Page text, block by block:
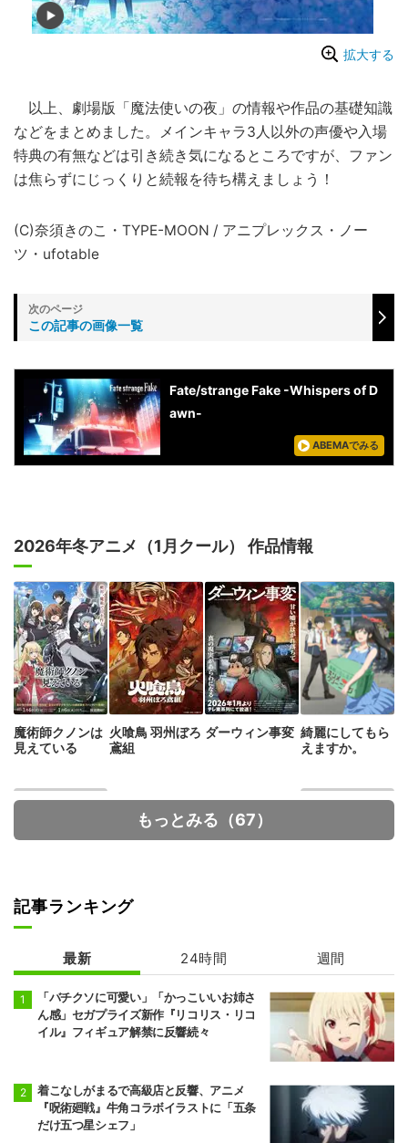
拡大する
以上、劇場版「魔法使いの夜」の情報や作品の基礎知識
などをまとめました。メインキャラ3人以外の声優や入場
特典の有無などは引き続き気になるところですが、ファン
は焦らずにじっくりと続報を待ち構えましょう！
(C)奈須きのこ・TYPE-MOON / アニプレックス・ノー
ツ・ufotable
この記事の画像一覧
Fate/strange Fake -Whispers of D
awn-
ABEMAでみる
2026年冬アニメ（1月クール） 作品情報
魔術師クノンは
見えている
火喰鳥 羽州ぼろ
鳶組
ダーウィン事変 綺麗にしてもら
えますか。
ト!! ヴァンガー
もっとみる（67）
記事ランキング
最新 24時間 週間
「バチクソに可愛い」「かっこいいお姉さ
ん感」セガプライズ新作『リコリス・リコ
イル』フィギュア解禁に反響続々
着こなしがまるで高級店と反響、アニメ
『呪術廻戦』牛角コラボイラストに「五条
だけ五つ星シェフ」